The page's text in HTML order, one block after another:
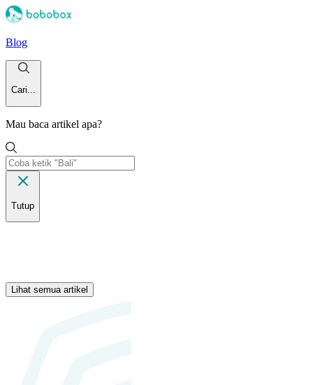
Blog
Cari...
Mau baca artikel apa?
Tutup
Lihat semua artikel